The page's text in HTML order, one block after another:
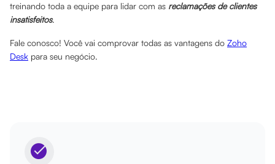
treinando toda a equipe para lidar com as reclamações de clientes
insatisfeitos.
Fale conosco! Você vai comprovar todas as vantagens do Zoho
Desk para seu negócio.